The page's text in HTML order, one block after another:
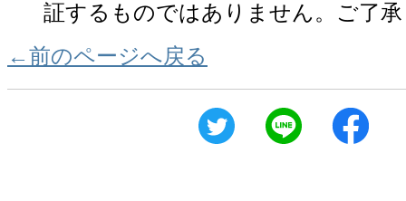
証するものではありません。ご了
←前のページへ戻る